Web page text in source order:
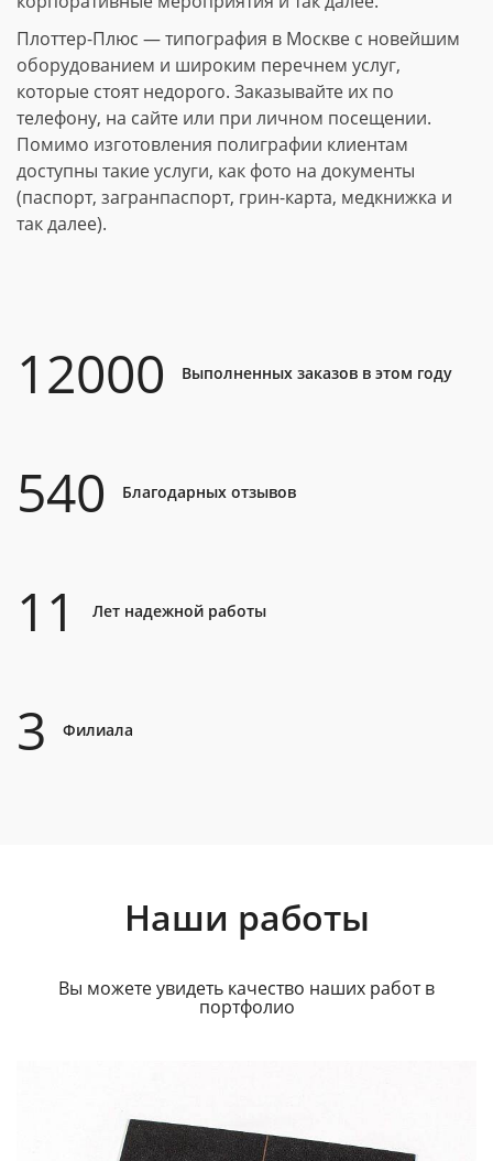
Плоттер-Плюс — типография в Москве с новейшим
оборудованием и широким перечнем услуг,
которые стоят недорого. Заказывайте их по
телефону, на сайте или при личном посещении.
Помимо изготовления полиграфии клиентам
доступны такие услуги, как фото на документы
(паспорт, загранпаспорт, грин-карта, медкнижка и
так далее).
12000 Выполненных заказов в этом году
540 Благодарных отзывов
11 Лет надежной работы
3 Филиала
Наши работы
Вы можете увидеть качество наших работ в
портфолио